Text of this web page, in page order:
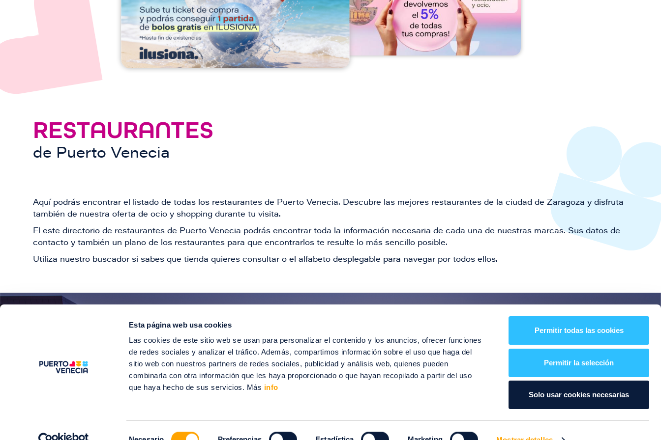
Esta página web usa cookies
Las cookies de este sitio web se usan para personalizar el contenido y los anuncios, ofrecer funciones
de redes sociales y analizar el tráfico. Además, compartimos información sobre el uso que haga del
sitio web con nuestros partners de redes sociales, publicidad y análisis web, quienes pueden
combinarla con otra información que les haya proporcionado o que hayan recopilado a partir del uso
que haya hecho de sus servicios. Más info
Permitir todas las cookies
Permitir la selección
Solo usar cookies necesarias
RESTAURANTES
de Puerto Venecia
Aquí podrás encontrar el listado de todas los restaurantes de Puerto Venecia. Descubre las mejores restaurantes de la ciudad de Zaragoza y disfruta
también de nuestra oferta de ocio y shopping durante tu visita.
El este directorio de restaurantes de Puerto Venecia podrás encontrar toda la información necesaria de cada una de nuestras marcas. Sus datos de
contacto y también un plano de los restaurantes para que encontrarlos te resulte lo más sencillo posible.
Utiliza nuestro buscador si sabes que tienda quieres consultar o el alfabeto desplegable para navegar por todos ellos.
¡Entérate de todas nuestras novedades!
Suscríbete para recibir ofertas especiales, descuentos, eventos y mucho más
SUSCRÍBETE
©2012-2024 Puerto Venecia. Todos los derechos reservados.
Soy Puerto Venecia Información legal Intranet Contacto Trabaja con nosotros